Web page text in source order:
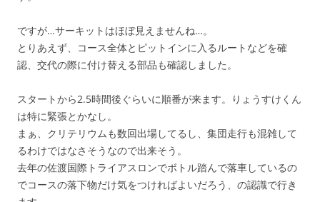
ですが…サーキットはほぼ見えませんね…。
とりあえず、コース全体とピットインに入るルートなどを確
認、交代の際に付け替える部品も確認しました。
スタートから2.5時間後ぐらいに順番が来ます。りょうすけくん
は特に緊張とかなし。
まぁ、クリテリウムも数回出場してるし、集団走行も混雑して
るわけではなさそうなので出来そう。
去年の佐渡国際トライアスロンでボトル踏んで落車しているの
でコースの落下物だけ気をつければよいだろう、の認識で行き